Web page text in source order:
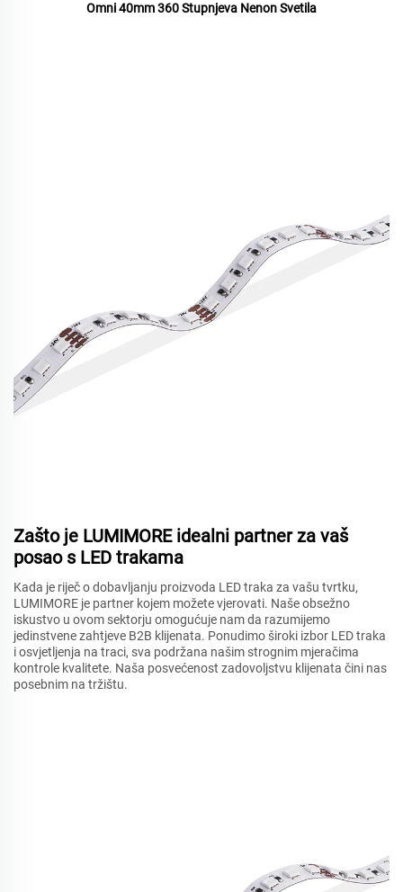
Omni 40mm 360 Stupnjeva Nenon Svetila
Zašto je LUMIMORE idealni partner za vaš
posao s LED trakama
Kada je riječ o dobavljanju proizvoda LED traka za vašu tvrtku,
LUMIMORE je partner kojem možete vjerovati. Naše obsežno
iskustvo u ovom sektorju omogućuje nam da razumijemo
jedinstvene zahtjeve B2B klijenata. Ponudimo široki izbor LED traka
i osvjetljenja na traci, sva podržana našim strognim mjeračima
kontrole kvalitete. Naša posvećenost zadovoljstvu klijenata čini nas
posebnim na tržištu.